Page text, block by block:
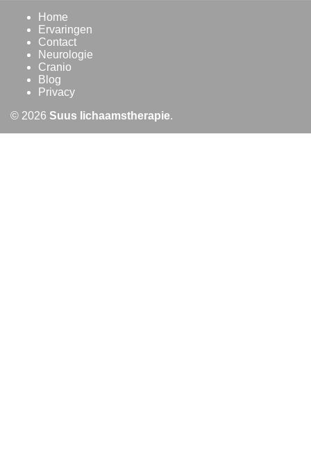
Home
Ervaringen
Contact
Neurologie
Cranio
Blog
Privacy
© 2026 Suus lichaamstherapie.